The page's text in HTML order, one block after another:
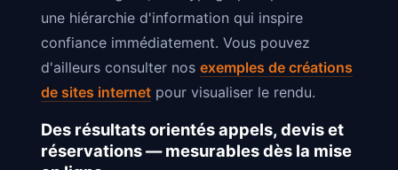
une hiérarchie d'information qui inspire
confiance immédiatement. Vous pouvez
d'ailleurs consulter nos exemples de créations
de sites internet pour visualiser le rendu.
Des résultats orientés appels, devis et
réservations — mesurables dès la mise